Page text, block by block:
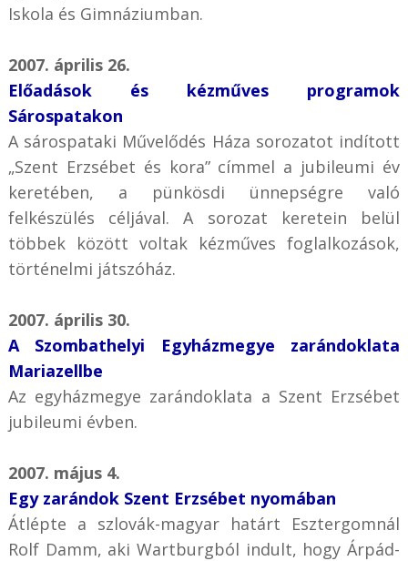
Iskola és Gimnáziumban.
2007. április 26.
Előadások és kézműves programok
Sárospatakon
A sárospataki Művelődés Háza sorozatot indított
„Szent Erzsébet és kora” címmel a jubileumi év
keretében, a pünkösdi ünnepségre való
felkészülés céljával. A sorozat keretein belül
többek között voltak kézműves foglalkozások,
történelmi játszóház.
2007. április 30.
A Szombathelyi Egyházmegye zarándoklata
Mariazellbe
Az egyházmegye zarándoklata a Szent Erzsébet
jubileumi évben.
2007. május 4.
Egy zarándok Szent Erzsébet nyomában
Átlépte a szlovák-magyar határt Esztergomnál
Rolf Damm, aki Wartburgból indult, hogy Árpád-